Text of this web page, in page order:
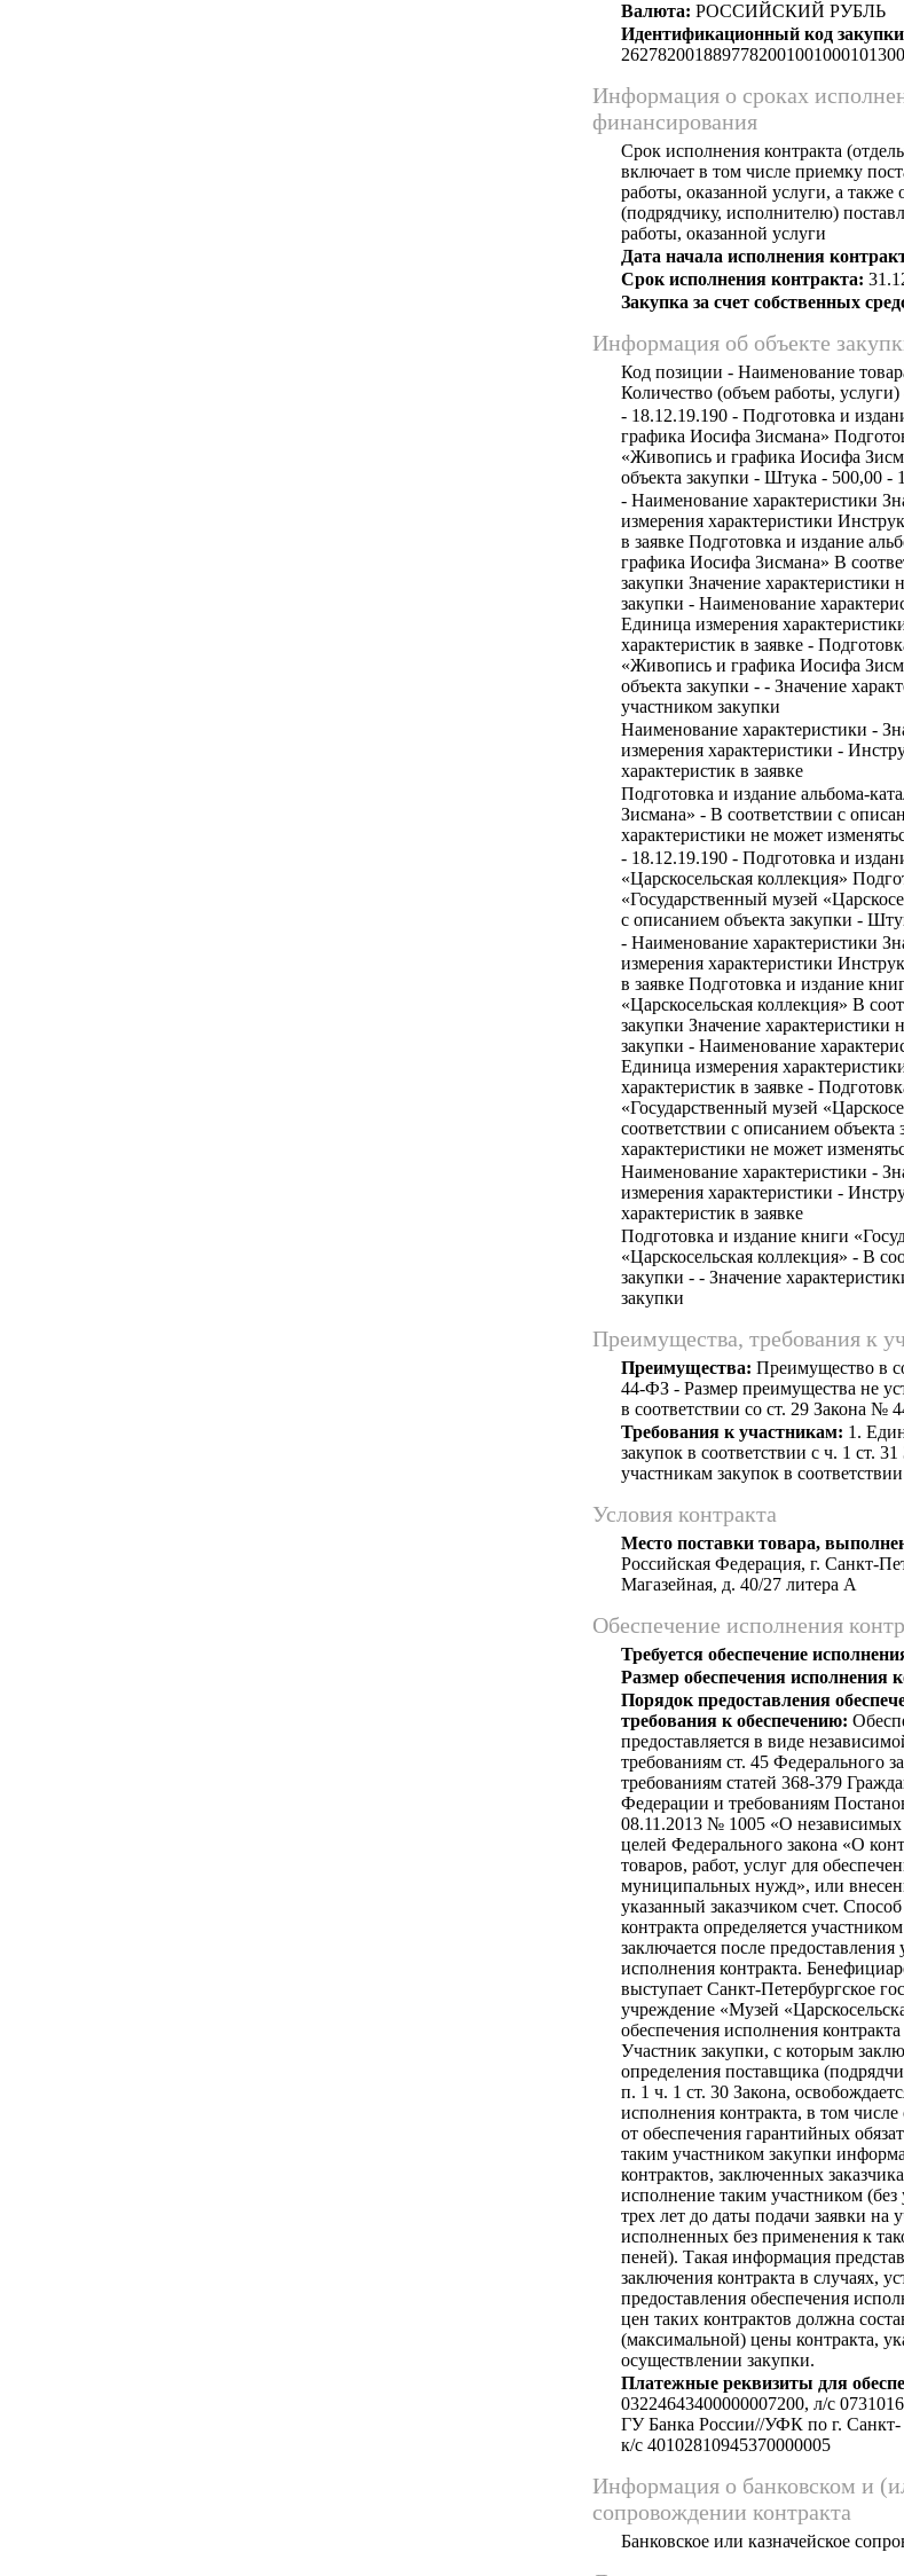
Валюта: РОССИЙСКИЙ РУБЛЬ
Идентификационный код
Информация о сроках
финансирования
Срок исполнения контракта
включает в том числе приемку
работы, оказанной услуги, а также
(подрядчику, исполнителю)
работы, оказанной услуги
Дата начала исполнения
Срок исполнения контракта:
Закупка за счет собственных
Информация об объекте
Код позиции - Наименование
Количество (объем работы,
- 18.12.19.190 - Подготовка и
графика Иосифа Зисмана»
«Живопись и графика Иосифа
объекта закупки - Штука - 500,00 -
- Наименование характеристики
измерения характеристики
в заявке Подготовка и издание
графика Иосифа Зисмана» В
закупки Значение характеристики
закупки - Наименование
Единица измерения
характеристик в заявке -
«Живопись и графика Иосифа
объекта закупки - - Значение
участником закупки
Наименование характеристики -
измерения характеристики -
характеристик в заявке
Подготовка и издание альбома-
Зисмана» - В соответствии с
характеристики не может
- 18.12.19.190 - Подготовка и
«Царскосельская коллекция»
«Государственный музей
с описанием объекта закупки -
- Наименование характеристики
измерения характеристики
в заявке Подготовка и издание
«Царскосельская коллекция» В
закупки Значение характеристики
закупки - Наименование
Единица измерения
характеристик в заявке -
«Государственный музей
соответствии с описанием объекта
характеристики не может
Наименование характеристики -
измерения характеристики -
характеристик в заявке
Подготовка и издание книги
«Царскосельская коллекция» - В
закупки - - Значение
закупки
Преимущества, требования к
Преимущества: Преимущество в
44-ФЗ - Размер преимущества не
в соответствии со ст. 29 Закона №
Требования к участникам: 1.
закупок в соответствии с ч. 1 ст.
участникам закупок в
Условия контракта
Место поставки товара,
Российская Федерация, г. Санкт-
Магазейная, д. 40/27 литера А
Обеспечение исполнения
Требуется обеспечение
Размер обеспечения исполнения
Порядок предоставления
требования к обеспечению:
предоставляется в виде
требованиям ст. 45 Федерального
требованиям статей 368-379
Федерации и требованиям
08.11.2013 № 1005 «О независимых
целей Федерального закона «О
товаров, работ, услуг для
муниципальных нужд», или
указанный заказчиком счет.
контракта определяется
заключается после
исполнения контракта.
выступает Санкт-Петербургское
учреждение «Музей
обеспечения исполнения
Участник закупки, с которым
определения поставщика
п. 1 ч. 1 ст. 30 Закона,
исполнения контракта, в том
от обеспечения гарантийных
таким участником закупки
контрактов, заключенных
исполнение таким участником (без
трех лет до даты подачи заявки на
исполненных без применения к
пеней). Такая информация
заключения контракта в случаях,
предоставления обеспечения
цен таких контрактов должна
(максимальной) цены контракта,
осуществлении закупки.
Платежные реквизиты для
03224643400000007200, л/c
ГУ Банка России//УФК по г. Санкт-
к/c 40102810945370000005
Информация о банковском и
сопровождении контракта
Банковское или казначейское